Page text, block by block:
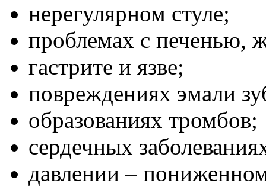
нерегулярном стуле;
проблемах с печенью,
гастрите и язве;
повреждениях эмали
образованиях тромбов;
сердечных
давлении –